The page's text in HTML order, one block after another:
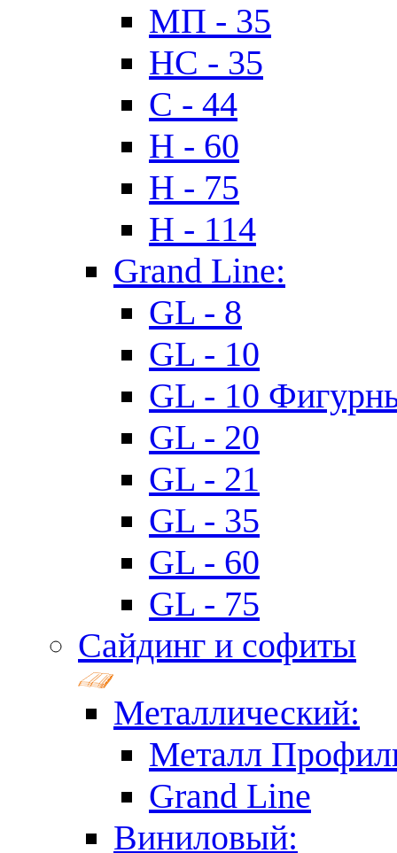
МП - 35
HC - 35
C - 44
H - 60
H - 75
H - 114
Grand Line:
GL - 8
GL - 10
GL - 10
GL - 20
GL - 21
GL - 35
GL - 60
GL - 75
Сайдинг и софиты
Металлический:
Металл
Grand Line
Виниловый: